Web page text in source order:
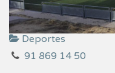
Deportes
91 869 14 50